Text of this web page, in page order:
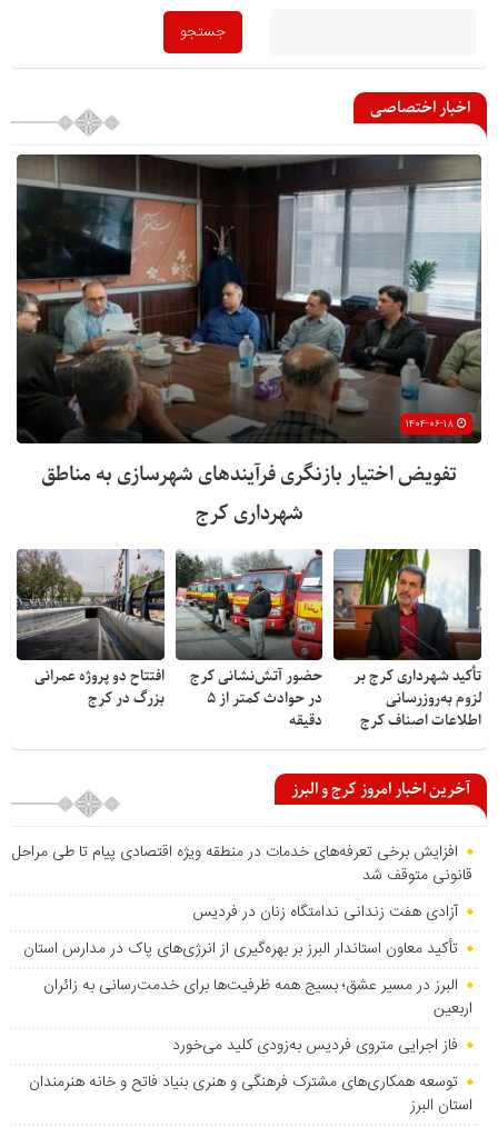
اخبار اختصاصی
تفویض اختیار بازنگری فرآیندهای شهرسازی به مناطق
شهرداری کرج
تأکید شهرداری کرج بر
لزوم به‌روزرسانی
اطلاعات اصناف کرج
حضور آتش‌نشانی کرج
در حوادث کمتر از ۵
دقیقه
افتتاح دو پروژه عمرانی
بزرگ در کرج
آخرین اخبار امروز کرج و البرز
افزایش برخی تعرفه‌های خدمات در منطقه ویژه اقتصادی پیام تا طی مراحل
قانونی متوقف شد
آزادی هفت زندانی ندامتگاه زنان در فردیس
تأکید معاون استاندار البرز بر بهره‌گیری از انرژی‌های پاک در مدارس استان
البرز در مسیر عشق؛ بسیج همه ظرفیت‌ها برای خدمت‌رسانی به زائران
اربعین
فاز اجرایی متروی فردیس به‌زودی کلید می‌خورد
توسعه همکاری‌های مشترک فرهنگی و هنری بنیاد فاتح و خانه هنرمندان
استان البرز